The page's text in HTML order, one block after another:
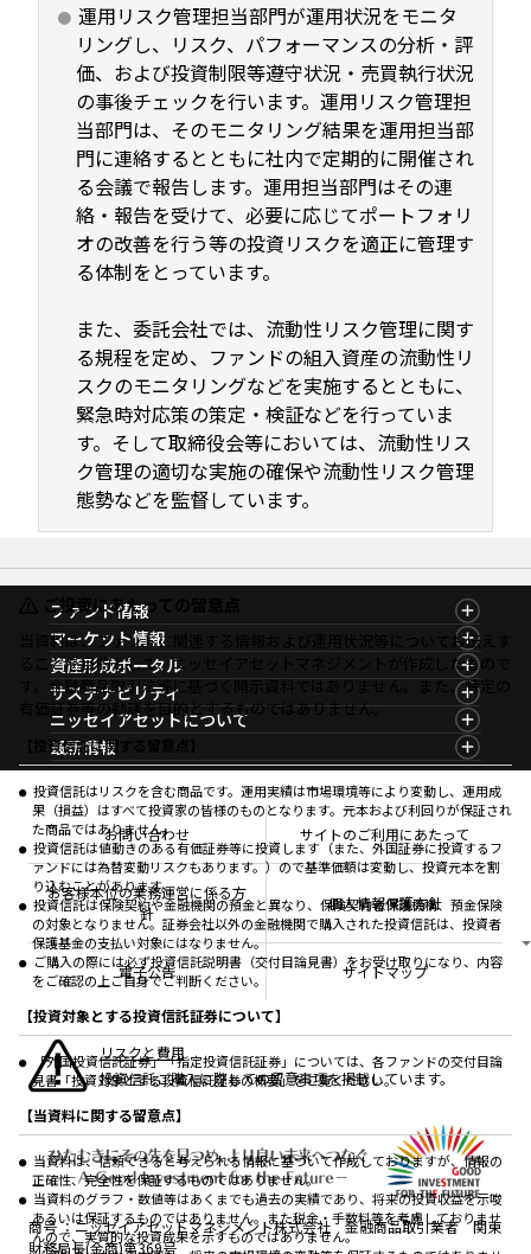
運用リスク管理担当部門が運用状況をモニタ
リングし、リスク、パフォーマンスの分析・評
価、および投資制限等遵守状況・売買執行状況
の事後チェックを行います。運用リスク管理担
当部門は、そのモニタリング結果を運用担当部
門に連絡するとともに社内で定期的に開催され
る会議で報告します。運用担当部門はその連
絡・報告を受けて、必要に応じてポートフォリ
オの改善を行う等の投資リスクを適正に管理す
る体制をとっています。
また、委託会社では、流動性リスク管理に関す
る規程を定め、ファンドの組入資産の流動性リ
スクのモニタリングなどを実施するとともに、
緊急時対応策の策定・検証などを行っていま
す。そして取締役会等においては、流動性リス
ク管理の適切な実施の確保や流動性リスク管理
態勢などを監督しています。
ご投資にあたっての留意点
当資料は、ファンドに関連する情報および運用状況等についてお伝えす
ることを目的として、ニッセイアセットマネジメントが作成したもので
す。金融商品取引法等に基づく開示資料ではありません。また、特定の
有価証券等の勧誘を目的とするものではありません。
【投資信託に関する留意点】
投資信託はリスクを含む商品です。運用実績は市場環境等により変動し、運用成
果（損益）はすべて投資家の皆様のものとなります。元本および利回りが保証され
た商品ではありません。
投資信託は値動きのある有価証券等に投資します（また、外国証券に投資するフ
ァンドには為替変動リスクもあります。）ので基準価額は変動し、投資元本を割
り込むことがあります。
投資信託は保険契約や金融機関の預金と異なり、保険契約者保護機構、預金保険
の対象となりません。証券会社以外の金融機関で購入された投資信託は、投資者
保護基金の支払い対象にはなりません。
ご購入の際には必ず投資信託説明書（交付目論見書）をお受け取りになり、内容
をご確認の上ご自身でご判断ください。
【投資対象とする投資信託証券について】
「外国投資信託証券」「指定投資信託証券」については、各ファンドの交付目論
見書「投資対象とする投資信託証券の概要」をご覧ください。
【当資料に関する留意点】
当資料は、信頼できると考えられる情報に基づいて作成しておりますが、情報の
正確性、完全性を保証するものではありません。
当資料のグラフ・数値等はあくまでも過去の実績であり、将来の投資収益を示唆
あるいは保証するものではありません。また税金・手数料等を考慮しておりませ
んので、実質的な投資成果を示すものではありません。
ファンド情報
ファンド情報TOP
基準価額一覧
ファンド検索
ファンド比較
決算カレンダー
海外休日カレンダー
投資信託新商品のご案内
投資信託償還商品のご案内
ちょこっと3分！ファンドシアター
有価証券届出書の効力の発生の有無について
こだわりのインデックスファンド 購入・換金手数料
なしシリーズ
確定拠出年金について
マーケット情報
マーケット情報TOP
マーケット指数
マーケットレポート
コラム
ファンドレポート
資産形成ポータル
資産形成ポータルTOP
資産形成サービス
Nダイレクト
Goal Navi
資産形成サポート
NAMシティ
お問い合わせ
よくあるご質問
投資の教室
サステナビリティ
サステナビリティTOP
サステナビリティ経営
サステナブル投資
ニッセイアセットについて
ニッセイアセットについてTOP
会社情報
プレスリリース
受賞歴
方針・その他開示情報
採用情報
公式キャラクターのご紹介
最新情報
マーケットニュース
商品ニュース
おしらせ
メディアお問い合わせ サイトのご利用にあたって
お客様本位の業務運営に係る方
針
個人情報保護方針
電子公告 サイトマップ
リスクと費用
投資信託ご購入に際しての留意事項を掲載しています。
商号
ニッセイアセットマネジメント株式会社 金融商品取引業者 関東
財務局長(金商)第369号